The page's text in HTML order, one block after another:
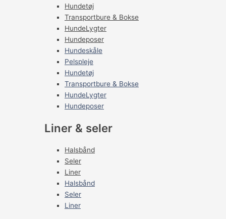
Hundetøj
Transportbure & Bokse
HundeLygter
Hundeposer
Hundeskåle
Pelspleje
Hundetøj
Transportbure & Bokse
HundeLygter
Hundeposer
Liner & seler
Halsbånd
Seler
Liner
Halsbånd
Seler
Liner